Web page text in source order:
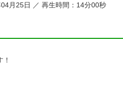
月25日 ／ 再生時間：14分00秒